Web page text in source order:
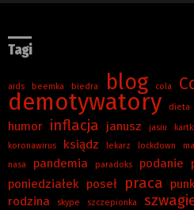
Tagi
aids beemka biedra blog cola
demotywatory dieta
humor inflacja janusz jasiu kartki
koronawirus ksiądz lekarz lockdown
nasa pandemia paradoks podanie
poniedziałek poseł praca
rodzina skype szczepionka